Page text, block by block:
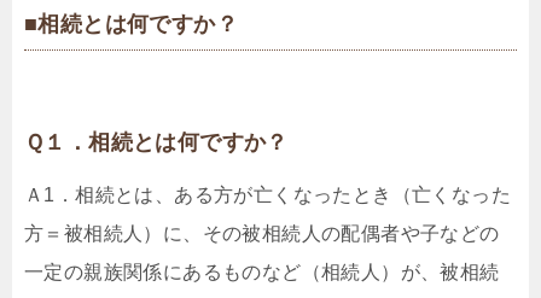
■相続とは何ですか？
Ｑ１．相続とは何ですか？
Ａ1．相続とは、ある方が亡くなったとき（亡くなった
方＝被相続人）に、その被相続人の配偶者や子などの
一定の親族関係にあるものなど（相続人）が、被相続